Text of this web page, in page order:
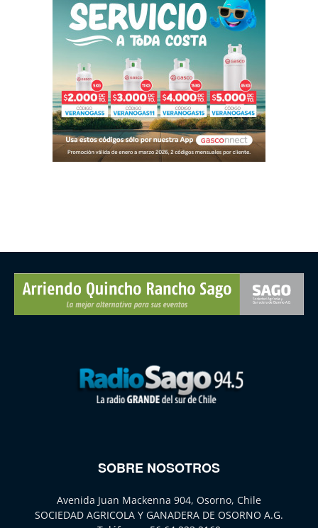
SOBRE NOSOTROS
Avenida Juan Mackenna 904, Osorno, Chile
SOCIEDAD AGRICOLA Y GANADERA DE OSORNO A.G.